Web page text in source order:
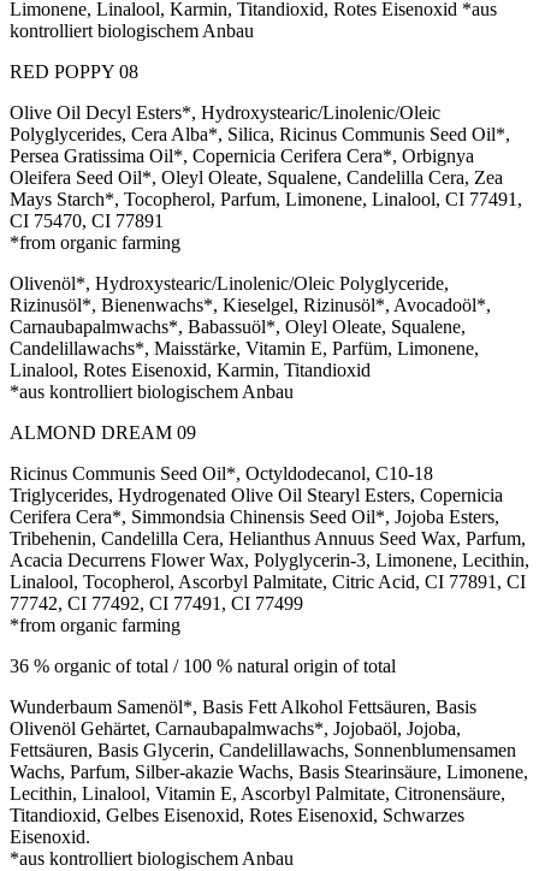
Limonene, Linalool, Karmin, Titandioxid, Rotes Eisenoxid *aus
kontrolliert biologischem Anbau
RED POPPY 08
Olive Oil Decyl Esters*, Hydroxystearic/Linolenic/Oleic
Polyglycerides, Cera Alba*, Silica, Ricinus Communis Seed Oil*,
Persea Gratissima Oil*, Copernicia Cerifera Cera*, Orbignya
Oleifera Seed Oil*, Oleyl Oleate, Squalene, Candelilla Cera, Zea
Mays Starch*, Tocopherol, Parfum, Limonene, Linalool, CI 77491,
CI 75470, CI 77891
*from organic farming
Olivenöl*, Hydroxystearic/Linolenic/Oleic Polyglyceride,
Rizinusöl*, Bienenwachs*, Kieselgel, Rizinusöl*, Avocadoöl*,
Carnaubapalmwachs*, Babassuöl*, Oleyl Oleate, Squalene,
Candelillawachs*, Maisstärke, Vitamin E, Parfüm, Limonene,
Linalool, Rotes Eisenoxid, Karmin, Titandioxid
*aus kontrolliert biologischem Anbau
ALMOND DREAM 09
Ricinus Communis Seed Oil*, Octyldodecanol, C10-18
Triglycerides, Hydrogenated Olive Oil Stearyl Esters, Copernicia
Cerifera Cera*, Simmondsia Chinensis Seed Oil*, Jojoba Esters,
Tribehenin, Candelilla Cera, Helianthus Annuus Seed Wax, Parfum,
Acacia Decurrens Flower Wax, Polyglycerin-3, Limonene, Lecithin,
Linalool, Tocopherol, Ascorbyl Palmitate, Citric Acid, CI 77891, CI
77742, CI 77492, CI 77491, CI 77499
*from organic farming
36 % organic of total / 100 % natural origin of total
Wunderbaum Samenöl*, Basis Fett Alkohol Fettsäuren, Basis
Olivenöl Gehärtet, Carnaubapalmwachs*, Jojobaöl, Jojoba,
Fettsäuren, Basis Glycerin, Candelillawachs, Sonnenblumensamen
Wachs, Parfum, Silber-akazie Wachs, Basis Stearinsäure, Limonene,
Lecithin, Linalool, Vitamin E, Ascorbyl Palmitate, Citronensäure,
Titandioxid, Gelbes Eisenoxid, Rotes Eisenoxid, Schwarzes
Eisenoxid.
*aus kontrolliert biologischem Anbau